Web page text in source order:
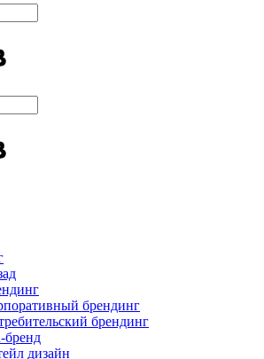
брендинг
брендинг
дизайн